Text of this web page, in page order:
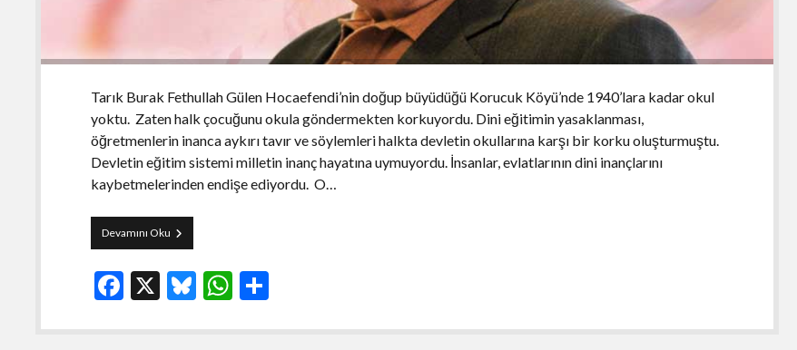
Tarık Burak Fethullah Gülen Hocaefendi’nin doğup büyüdüğü Korucuk Köyü’nde 1940’lara kadar okul
yoktu. Zaten halk çocuğunu okula göndermekten korkuyordu. Dini eğitimin yasaklanması,
öğretmenlerin inanca aykırı tavır ve söylemleri halkta devletin okullarına karşı bir korku oluşturmuştu.
Devletin eğitim sistemi milletin inanç hayatına uymuyordu. İnsanlar, evlatlarının dini inançlarını
kaybetmelerinden endişe ediyordu. O…
Devamını Oku Âşık-
ı
Fethullah
Gülen
6
F
X
Bl W